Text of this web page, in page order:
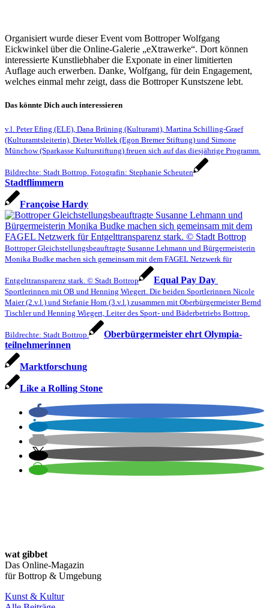
Organisiert wurde dieser Event vom Bottroper Wolfgang
Eickwinkel über die Online-Galerie „eXtrawerke“. Dort können
interessierte Kunstliebhaber die Exponate in einer limitierten
Auflage auch erwerben. Danke, Wolfgang, für dein Engagement,
welches einmal mehr zeigt, dass die Bottroper Kunstszene lebt.
Das könnte Dich auch interessieren
v.l. Peter Efing (ELE), Dana Brüning (Kulturamt), Martina Schilling-Graef
(Kulturamtsleiterin), Dieter Wollek (Egon Bremer Stiftung) und Simone
Münchow (Sparkasse Kulturstiftung) freuen sich auf das diesjährige Programm.
Bildrechte: Stadt Bottrop. Fotografin: Stephanie Scheuten
Stadtflimmern
Françoise Hardy
Bottroper Gleichstellungsbeauftragte Susanne Lehmann und Bürgermeisterin
Monika Budke machen sich gemeinsam mit dem FAGEL Netzwerk für
Entgelttransparenz stark. © Stadt Bottrop Equal Pay Day
Sportlerinnen mit OB und Henning Wiegert. Die beiden Sportlerinnen Nicole
Maier (2.v.l.) und Stefanie Horn (3.v.l.) zusammen mit Oberbürgermeister Bernd
Tischler und Henning Wiegert, Leiter des Sport- und Bäderbetriebs Bottrop.
Bildrechte: Stadt Bottrop.
Oberbürger­meister ehrt Olympia­
teilnehmerinnen
Marktforschung
Like a Rolling Stone
wat gibbet
Das Online-Magazin
für Bottrop & Umgebung
Kunst & Kultur